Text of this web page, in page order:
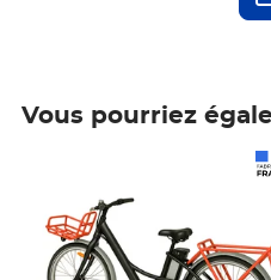
Vous pourriez